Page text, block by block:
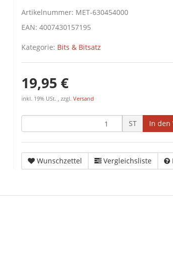
Artikelnummer: MET-630454000
EAN: 4007430157195
Kategorie: Bits & Bitsatz
19,95 €
inkl. 19% USt. , zzgl. Versand
ST In den
Wunschzettel Vergleichsliste